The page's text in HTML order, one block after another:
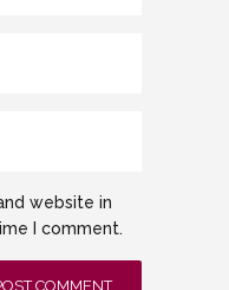
website in
I comment.